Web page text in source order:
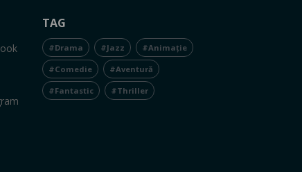
TAG
#Drama #Jazz #Animație
#Comedie #Aventură
#Fantastic #Thriller